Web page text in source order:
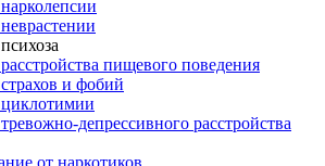
пищевого поведения
и фобий
депрессивного расстройства
от наркотиков